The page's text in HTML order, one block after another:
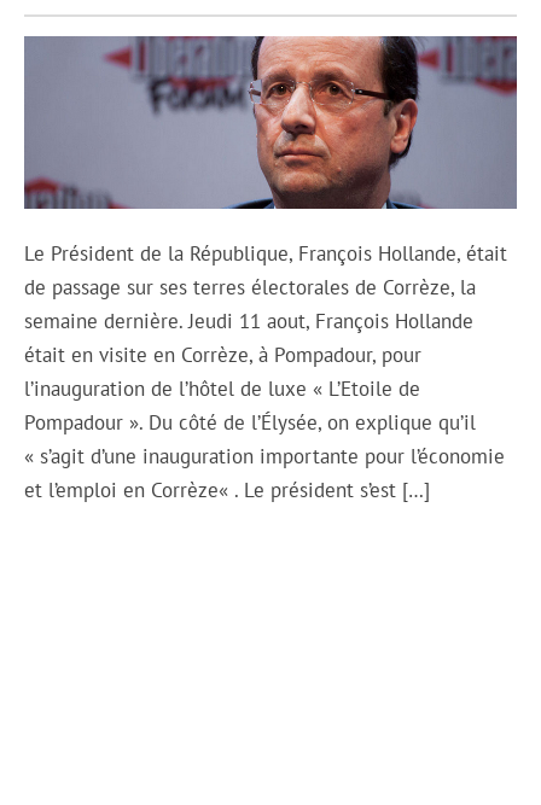
Le Président de la République, François Hollande, était
de passage sur ses terres électorales de Corrèze, la
semaine dernière. Jeudi 11 aout, François Hollande
était en visite en Corrèze, à Pompadour, pour
l’inauguration de l’hôtel de luxe « L’Etoile de
Pompadour ». Du côté de l’Élysée, on explique qu’il
« s’agit d’une inauguration importante pour l’économie
et l’emploi en Corrèze« . Le président s’est […]